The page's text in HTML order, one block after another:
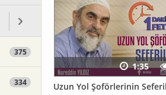
375
334 Uzun Yol Şoförlerinin
1:35